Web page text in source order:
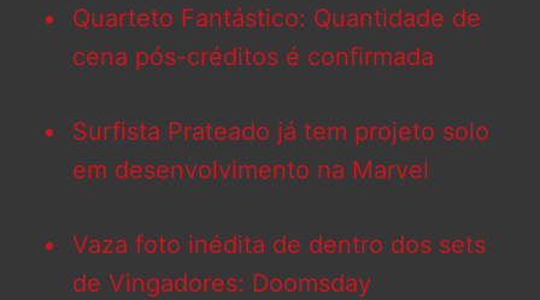
Quarteto Fantástico: Quantidade de
cena pós-créditos é confirmada
Surfista Prateado já tem projeto solo
em desenvolvimento na Marvel
Vaza foto inédita de dentro dos sets
de Vingadores: Doomsday